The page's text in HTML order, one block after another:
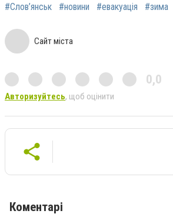
#Слов’янськ #новини #евакуація #зима
Сайт міста
0,0
Авторизуйтесь, щоб оцінити
Коментарі